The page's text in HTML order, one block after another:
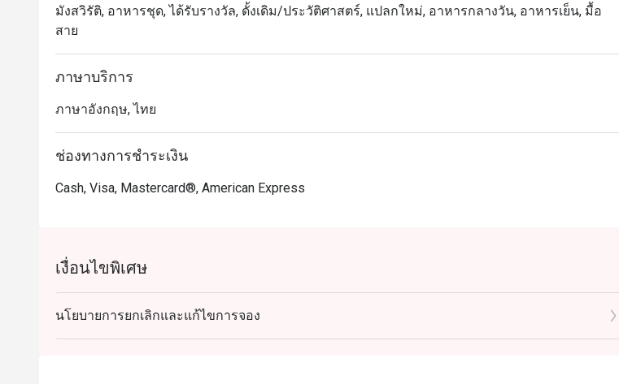
มังสวิรัติ, อาหารชุด, ได้รับรางวัล, ดั้งเดิม/ประวัติศาสตร์, แปลกใหม่, อาหารกลางวัน, อาหารเย็น, มื้อ
สาย
ภาษาบริการ
ภาษาอังกฤษ, ไทย
ช่องทางการชำระเงิน
Cash, Visa, Mastercard®, American Express
เงื่อนไขพิเศษ
นโยบายการยกเลิกและแก้ไขการจอง